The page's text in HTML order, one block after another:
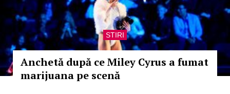
STIRI
Anchetă după ce Miley Cyrus a fumat
marijuana pe scenă